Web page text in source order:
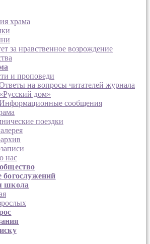
храма
за нравственное возрождение
и проповеди
на вопросы читателей журнала
«Русский дом»
сообщения
поездки
нас
богослужений
школа